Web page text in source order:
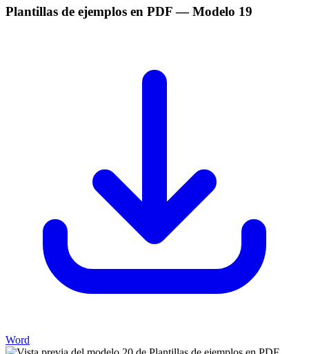
Plantillas de ejemplos en PDF— Modelo 19
Word